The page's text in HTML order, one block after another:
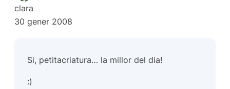
clara
30 gener 2008
Si, petitacriatura… la millor del dia!
:)